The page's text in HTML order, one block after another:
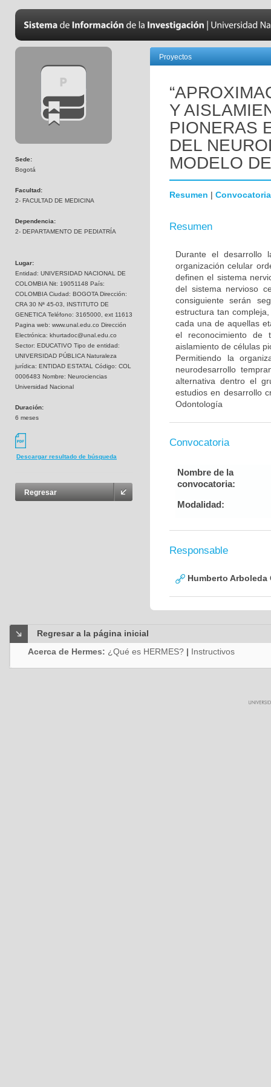
Sede:
Bogotá
Facultad:
2- FACULTAD DE MEDICINA
Dependencia:
2- DEPARTAMENTO DE PEDIATRÍA
Lugar:
Entidad: UNIVERSIDAD NACIONAL DE
COLOMBIA Nit: 19051148 País:
COLOMBIA Ciudad: BOGOTA Dirección:
CRA 30 Nª 45-03, INSTITUTO DE
GENETICA Teléfono: 3165000, ext 11613
Pagina web: www.unal.edu.co Dirección
Electrónica: khurtadoc@unal.edu.co
Sector: EDUCATIVO Tipo de entidad:
UNIVERSIDAD PÚBLICA Naturaleza
jurídica: ENTIDAD ESTATAL Código: COL
0006483 Nombre: Neurociencias
Universidad Nacional
Duración:
6 meses
Descargar resultado de búsqueda
Regresar
Proyectos
Y
PIONERAS
DEL
MODELO
Resumen | Convocatoria
Resumen
Durante el desarrollo
organización celular
definen el sistema
del sistema nervioso
consiguiente serán
estructura tan
cada una de aquellas
el reconocimiento de
aislamiento de células
Permitiendo la
neurodesarrollo
alternativa dentro el
estudios en desarrollo
Odontología
Convocatoria
Nombre de la
convocatoria:
Modalidad:
Responsable
Humberto Arboleda
Regresar a la página inicial
Acerca de Hermes: ¿Qué es HERMES? | Instructivos